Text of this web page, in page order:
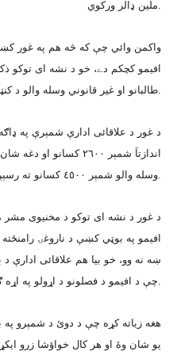
ملين ډالر ورکوي.
واکمن وائي چې که څه هم په غور
افيمو کچکم دے، خو د نشه اى
طالبانو او غير قانوني وسله والو د کنټرول لاندې سيمو کښې ډېر کرلے شي.
د غور د علاقائى ادارې شمېرې په
اندازتاَ شمېر ٢٦٠٠
وسله والو شمېر ٤٥٠٠ کسانو ته رسېږي.
د غور د نشه اى توکو د مخنيوى
افيمو په بوټي کښې د ناروغۍ
ښه نه وو، خو بيا هم علاقائى ادارې د
چې د افيمو د فصلونو د اړولو په اړه ګام واخلي.
هغه زياته کړه چې د دوئ د شمېرو په
يو شان وۀ او هر کال خواؤشا زرو